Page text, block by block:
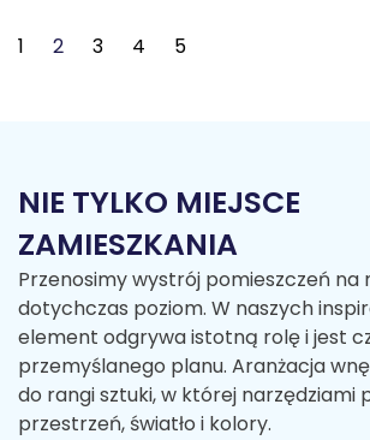
1 2 3 4 5
NIE TYLKO MIEJSCE
ZAMIESZKANIA
Przenosimy wystrój pomieszczeń na
dotychczas poziom. W naszych
element odgrywa istotną rolę i jest
przemyślanego planu. Aranżacja
do rangi sztuki, w której narzędziami
przestrzeń, światło i kolory.